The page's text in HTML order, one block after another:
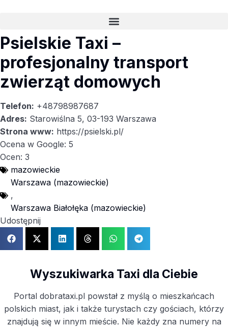
Psielskie Taxi –
profesjonalny transport
zwierząt domowych
Telefon: +48798987687
Adres: Starowiślna 5, 03-193 Warszawa
Strona www: https://psielski.pl/
Ocena w Google: 5
Ocen: 3
mazowieckie
Warszawa (mazowieckie)
,
Warszawa Białołęka (mazowieckie)
Udostępnij
Wyszukiwarka Taxi dla Ciebie
Portal dobrataxi.pl powstał z myślą o mieszkańcach
polskich miast, jak i także turystach czy gościach, którzy
znajdują się w innym mieście. Nie każdy zna numery na